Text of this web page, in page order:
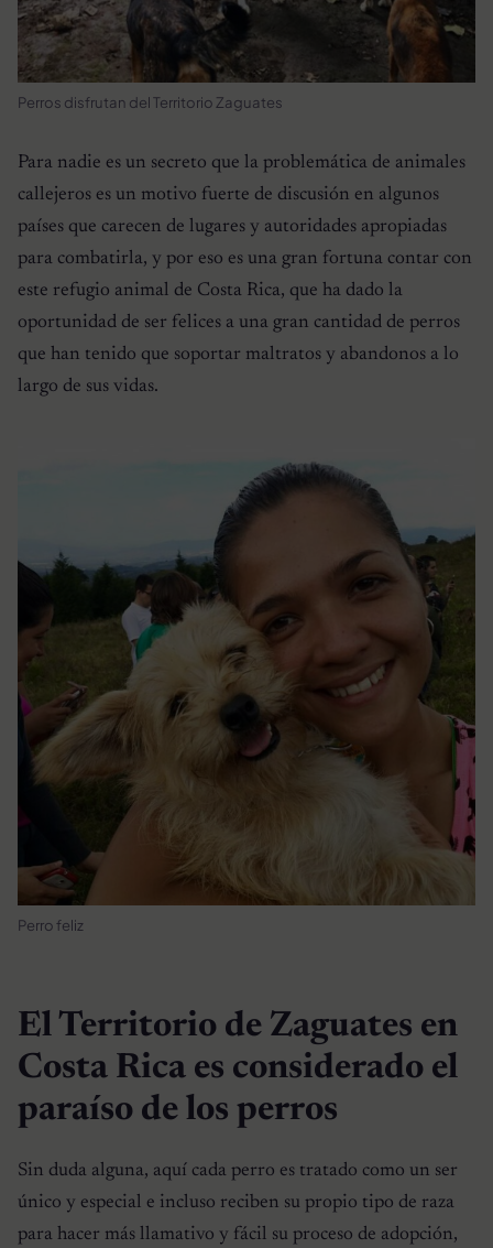
Perros disfrutan del Territorio Zaguates
Para nadie es un secreto que la problemática de animales
callejeros es un motivo fuerte de discusión en algunos
países que carecen de lugares y autoridades apropiadas
para combatirla, y por eso es una gran fortuna contar con
este refugio animal de Costa Rica, que ha dado la
oportunidad de ser felices a una gran cantidad de perros
que han tenido que soportar maltratos y abandonos a lo
largo de sus vidas.
Perro feliz
El Territorio de Zaguates en
Costa Rica es considerado el
paraíso de los perros
Sin duda alguna, aquí cada perro es tratado como un ser
único y especial e incluso reciben su propio tipo de raza
para hacer más llamativo y fácil su proceso de adopción,